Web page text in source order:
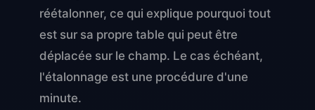
réétalonner, ce qui explique pourquoi tout
est sur sa propre table qui peut être
déplacée sur le champ. Le cas échéant,
l'étalonnage est une procédure d'une
minute.